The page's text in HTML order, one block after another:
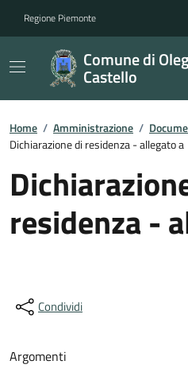
Regione Piemonte
Comune di
Castello
Home / Amministrazione /
Dichiarazione di residenza - allegato a
residenza -
Condividi
Argomenti